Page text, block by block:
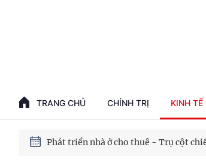
TRANG CHỦ CHÍNH TRỊ KINH TẾ
Phát triển kinh tế nhà nước trong kỷ
Phát triển nhà ở cho thuê - Trụ cột